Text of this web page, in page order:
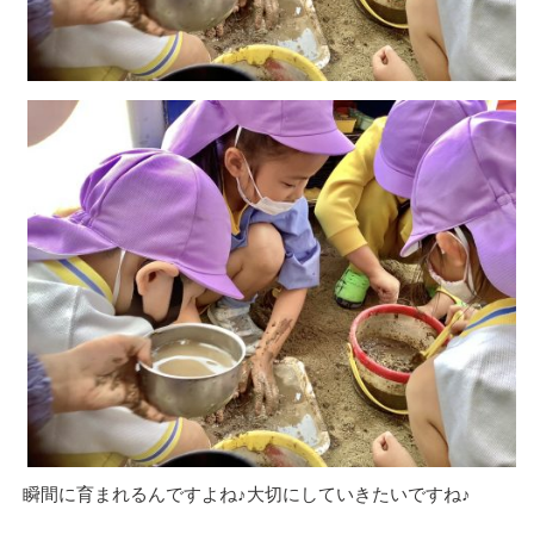
瞬間に育まれるんですよね♪大切にしていきたいですね♪